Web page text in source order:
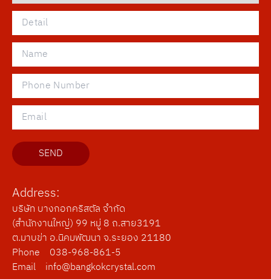
SEND
Address:
บริษัท บางกอกคริสตัล จำกัด
(สำนักงานใหญ่) 99 หมู่ 8 ถ.สาย3191
ต.มาบข่า อ.นิคมพัฒนา จ.ระยอง 21180
Phone
038-968-861-5
Email
info@bangkokcrystal.com